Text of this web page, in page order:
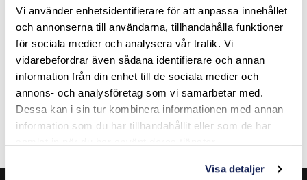
Vi använder enhetsidentifierare för att anpassa innehållet
och annonserna till användarna, tillhandahålla funktioner
för sociala medier och analysera vår trafik. Vi
vidarebefordrar även sådana identifierare och annan
information från din enhet till de sociala medier och
annons- och analysföretag som vi samarbetar med.
Dessa kan i sin tur kombinera informationen med annan
information som du har tillhandahållit eller som de har
Visa detaljer
något inspirerande, men låta mottagaren välja själv. Du
bestämmer valfritt belopp, och mottagaren bestämmer
sedan själv vilken resa eller vilket event som lockar mest.
Personligt, flexibelt och garanterat uppskattat!
Kontakta oss